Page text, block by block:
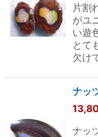
片割
がユ
い遊
とて
欠け
ナッ
ナッ